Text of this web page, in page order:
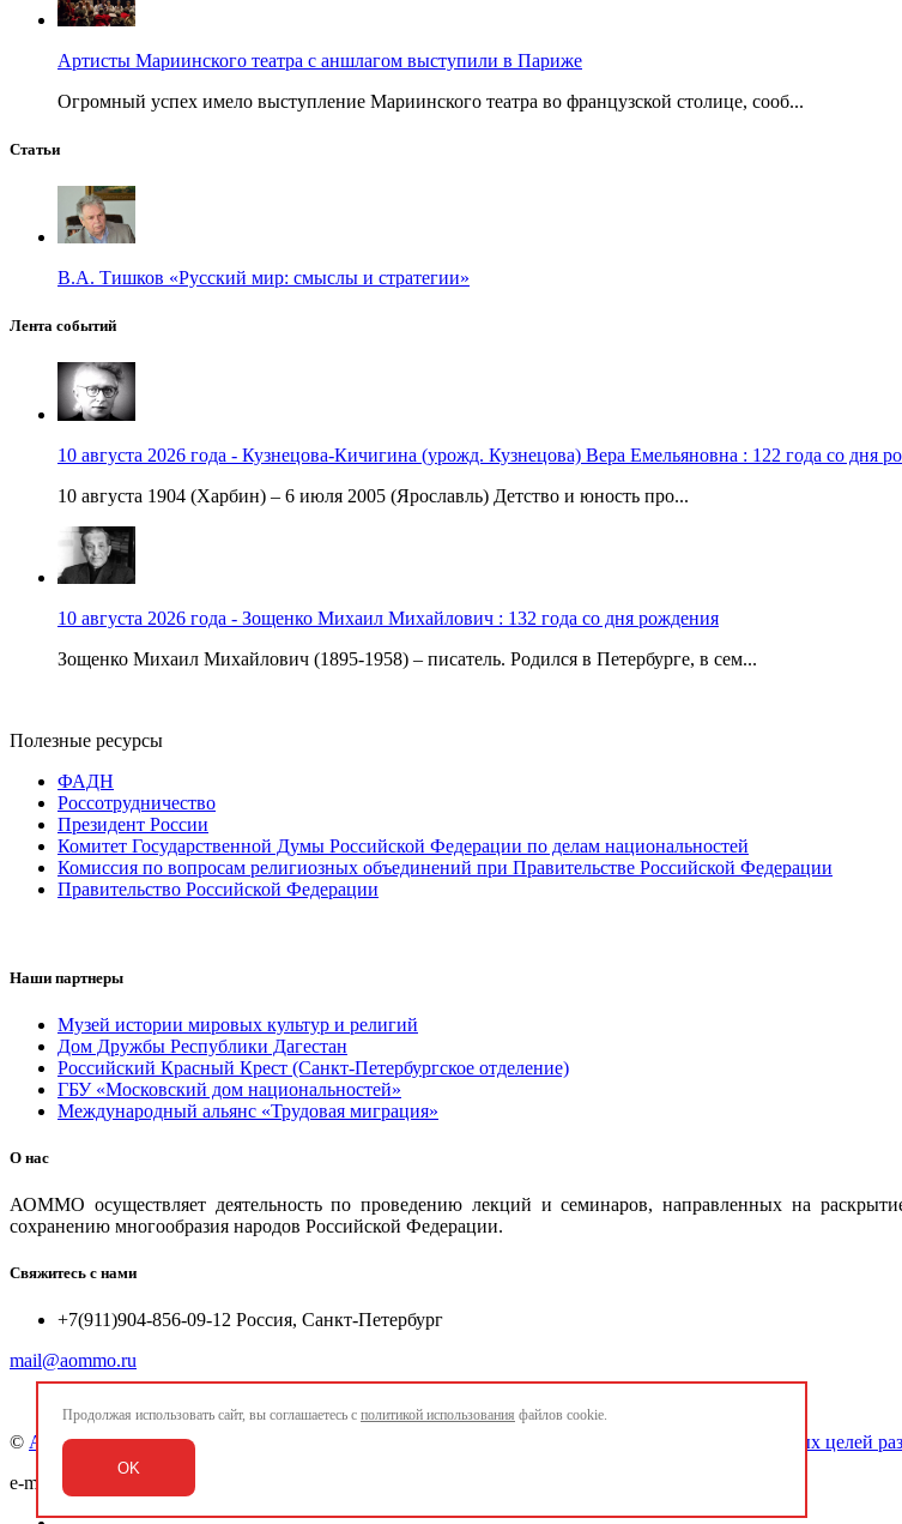
Артисты Мариинского театра с аншлагом выступили в Париже
Огромный успех имело выступление Мариинского театра во французской столице, сооб...
Статьи
В.А. Тишков «Русский мир: смыслы и стратегии»
Лента событий
10 августа 2026 года - Кузнецова-Кичигина (урожд. Кузнецова) Вера Емельяновна : 122 года со дня
10 августа 1904 (Харбин) – 6 июля 2005 (Ярославль) Детство и юность про...
10 августа 2026 года - Зощенко Михаил Михайлович : 132 года со дня рождения
Зощенко Михаил Михайлович (1895-1958) – писатель. Родился в Петербурге, в сем...
Полезные ресурсы
ФАДН
Россотрудничество
Президент России
Комитет Государственной Думы Российской Федерации по делам национальностей
Комиссия по вопросам религиозных объединений при Правительстве Российской Федерации
Правительство Российской Федерации
Наши партнеры
Музей истории мировых культур и религий
Дом Дружбы Республики Дагестан
Российский Красный Крест (Санкт-Петербургское отделение)
ГБУ «Московский дом национальностей»
Международный альянс «Трудовая миграция»
О нас
АОММО осуществляет деятельность по проведению лекций и семинаров, направленных на
сохранению многообразия народов Российской Федерации.
Свяжитесь с нами
+7(911)904-856-09-12 Россия, Санкт-Петербург
mail@aommo.ru
© Ассоциация организаций по реализации национальных проектов и достижению национальных целей
e-mail:
Продолжая использовать сайт, вы соглашаетесь с политикой использования файлов cookie.
OK